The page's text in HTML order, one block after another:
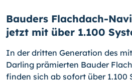
Bauders Flachdach-
jetzt mit über 1.100
In der dritten Generation des
Darling prämierten Bauder
finden sich ab sofort über 1.100